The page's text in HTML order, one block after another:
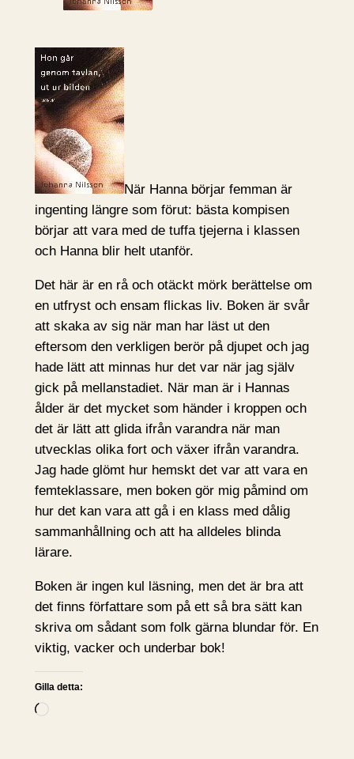
När Hanna börjar femman är
ingenting längre som förut: bästa kompisen
börjar att vara med de tuffa tjejerna i klassen
och Hanna blir helt utanför.
Det här är en rå och otäckt mörk berättelse om
en utfryst och ensam flickas liv. Boken är svår
att skaka av sig när man har läst ut den
eftersom den verkligen berör på djupet och jag
hade lätt att minnas hur det var när jag själv
gick på mellanstadiet. När man är i Hannas
ålder är det mycket som händer i kroppen och
det är lätt att glida ifrån varandra när man
utvecklas olika fort och växer ifrån varandra.
Jag hade glömt hur hemskt det var att vara en
femteklassare, men boken gör mig påmind om
hur det kan vara att gå i en klass med dålig
sammanhållning och att ha alldeles blinda
lärare.
Boken är ingen kul läsning, men det är bra att
det finns författare som på ett så bra sätt kan
skriva om sådant som folk gärna blundar för. En
viktig, vacker och underbar bok!
Gilla detta:
L